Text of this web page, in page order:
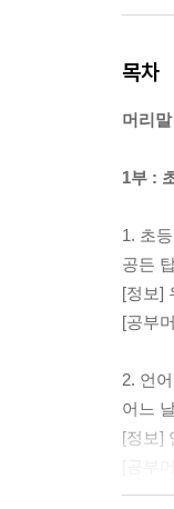
목차
머리
1부 :
1. 초
공든
[정보]
[공부
2. 언
어느
[정보]